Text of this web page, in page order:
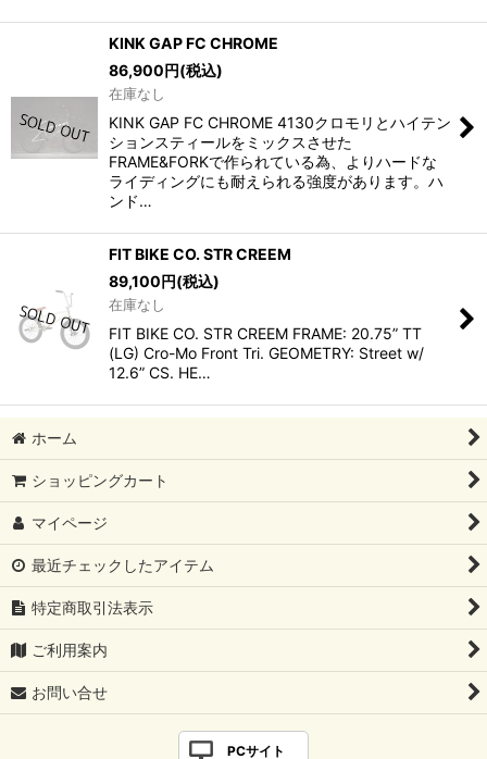
KINK GAP FC CHROME
86,900円(税込)
在庫なし
KINK GAP FC CHROME 4130クロモリとハイテン
ションスティールをミックスさせた
FRAME&FORKで作られている為、よりハードな
ライディングにも耐えられる強度があります。ハ
ンド…
FIT BIKE CO. STR CREEM
89,100円(税込)
在庫なし
FIT BIKE CO. STR CREEM FRAME: 20.75” TT
(LG) Cro-Mo Front Tri. GEOMETRY: Street w/
12.6” CS. HE…
ホーム
ショッピングカート
マイページ
最近チェックしたアイテム
特定商取引法表示
ご利用案内
お問い合せ
PCサイト